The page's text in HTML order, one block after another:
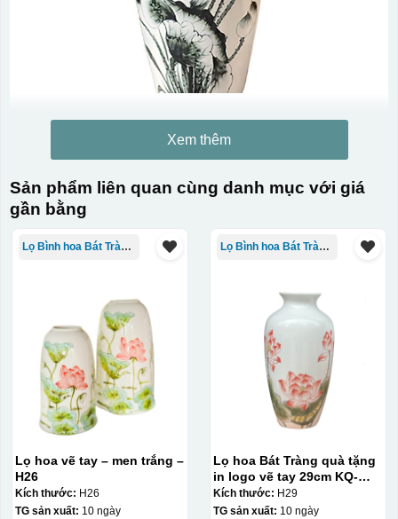
Kiểu in:
In Decal
IN Decal lên GỐM SỨ
Bước 1: Tạo khuôn in để tạo ra Decal Bước 2: Dán
Để tạo ra decal
trước khi dán nó lên gốm sứ, xưởng in sẽ in lên 1 loại
giấy đặc biệt, và kích thước logo được căn chỉnh theo
sản phẩm, để khi dán không bị nhỏ hoặc to quá
Xem thêm
Sản phẩm liên quan cùng danh mục với giá
gần bằng
Lọ Bình hoa Bát Tràng in logo
Lọ hoa vẽ tay – men trắng –
H26
Kích thước: H26
TG sản xuất: 10 ngày
Lọ Bình hoa Bát Tràng in logo
Lọ hoa Bát Tràng quà tặng
in logo vẽ tay 29cm KQ-
LH01
Kích thước: H29
TG sản xuất: 10 ngày